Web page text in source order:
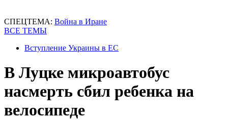
СПЕЦТЕМА: Война в Иране
ВСЕ ТЕМЫ
Вступление Украины в ЕС
В Луцке микроавтобус
насмерть сбил ребенка на
велосипеде